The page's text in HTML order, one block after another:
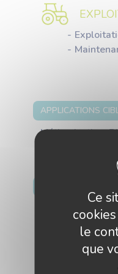
APPLICATIONS
Méthanisation,
Agriculteurs ,
Collectivités ,
Développeurs
Entreprises de
Ce
le
que